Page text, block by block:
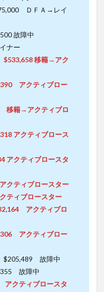
ＤＦＡ→レイ
故障中
ナー
移籍→アク
アクティブロー
籍→アクティブロ
アクティブロース
アクティブロースタ
クティブロースター
ティブロースター
アクティブロ
アクティブロー
$205,489 故障中
故障中
クティブロースタ